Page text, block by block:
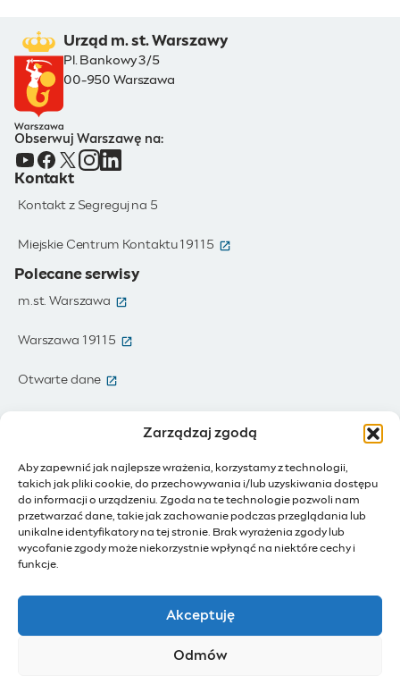
Zarządzaj zgodą
Aby zapewnić jak najlepsze wrażenia, korzystamy z technologii,
takich jak pliki cookie, do przechowywania i/lub uzyskiwania dostępu
do informacji o urządzeniu. Zgoda na te technologie pozwoli nam
przetwarzać dane, takie jak zachowanie podczas przeglądania lub
unikalne identyfikatory na tej stronie. Brak wyrażenia zgody lub
wycofanie zgody może niekorzystnie wpłynąć na niektóre cechy i
funkcje.
Akceptuję
Odmów
Urząd m. st. Warszawy
Pl. Bankowy 3/5
00-950 Warszawa
Obserwuj Warszawę na:
Kontakt
Kontakt z Segreguj na 5
Miejskie Centrum Kontaktu 19115 (otwiera się w nowym oknie)
Polecane serwisy
m.st. Warszawa (otwiera się w nowym oknie)
Warszawa 19115 (otwiera się w nowym oknie)
Otwarte dane
IoT - Internet rzeczy (otwiera się w nowym oknie)
BIP - Biuletyn Informacji Publicznej (otwiera się w nowym oknie)
Działam dla Warszawy
Budżet Obywatelski (otwiera się w nowym oknie)
Konsultacje społeczne